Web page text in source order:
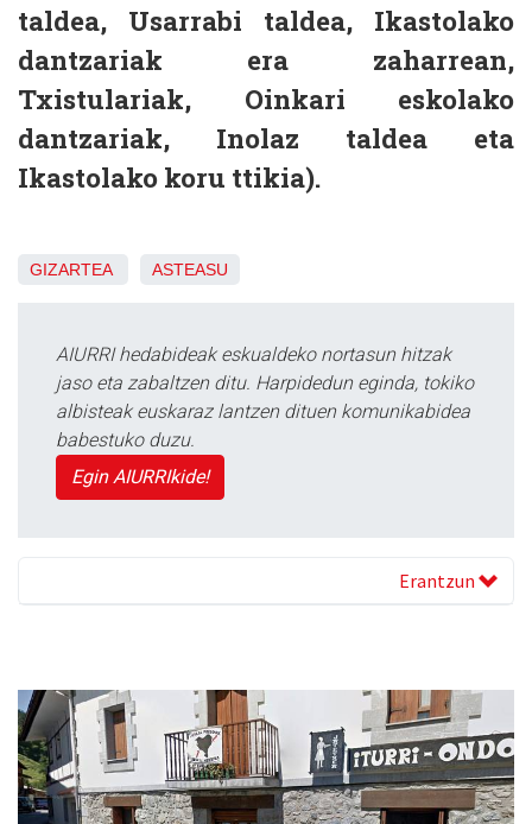
taldea, Usarrabi taldea, Ikastolako
dantzariak era zaharrean,
Txistulariak, Oinkari eskolako
dantzariak, Inolaz taldea eta
Ikastolako koru ttikia).
GIZARTEA ASTEASU
AIURRI hedabideak eskualdeko nortasun hitzak
jaso eta zabaltzen ditu. Harpidedun eginda, tokiko
albisteak euskaraz lantzen dituen komunikabidea
babestuko duzu.
Egin AIURRIkide!
Erantzun